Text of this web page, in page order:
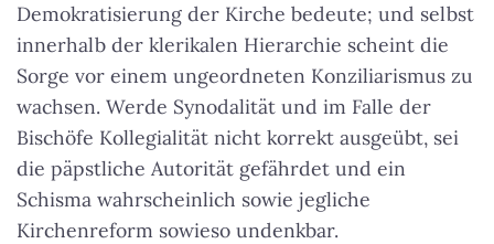
Demokratisierung der Kirche bedeute; und selbst
innerhalb der klerikalen Hierarchie scheint die
Sorge vor einem ungeordneten Konziliarismus zu
wachsen. Werde Synodalität und im Falle der
Bischöfe Kollegialität nicht korrekt ausgeübt, sei
die päpstliche Autorität gefährdet und ein
Schisma wahrscheinlich sowie jegliche
Kirchenreform sowieso undenkbar.